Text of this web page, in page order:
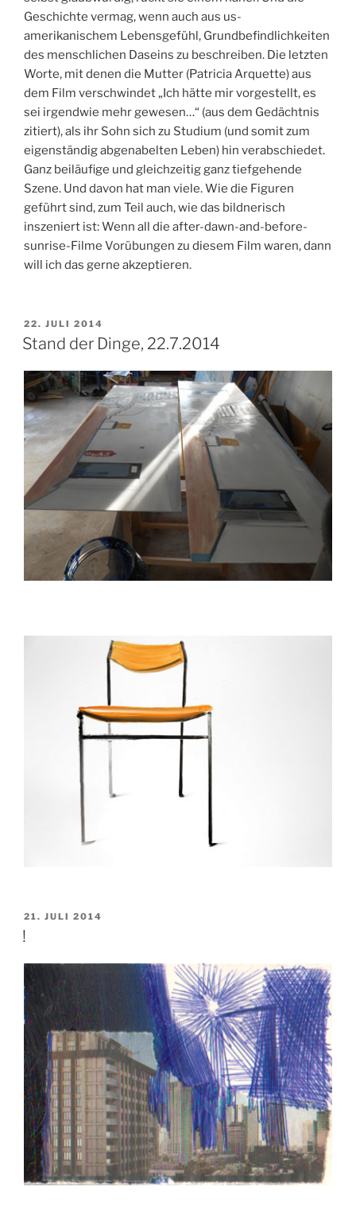
Geschichte vermag, wenn auch aus us-
amerikanischem Lebensgefühl, Grundbefindlichkeiten
des menschlichen Daseins zu beschreiben. Die letzten
Worte, mit denen die Mutter (Patricia Arquette) aus
dem Film verschwindet „Ich hätte mir vorgestellt, es
sei irgendwie mehr gewesen…“ (aus dem Gedächtnis
zitiert), als ihr Sohn sich zu Studium (und somit zum
eigenständig abgenabelten Leben) hin verabschiedet.
Ganz beiläufige und gleichzeitig ganz tiefgehende
Szene. Und davon hat man viele. Wie die Figuren
geführt sind, zum Teil auch, wie das bildnerisch
inszeniert ist: Wenn all die after-dawn-and-before-
sunrise-Filme Vorübungen zu diesem Film waren, dann
will ich das gerne akzeptieren.
VERÖFFENTLICHT
AM
22. JULI 2014
Stand der Dinge, 22.7.2014
VERÖFFENTLICHT
AM
21. JULI 2014
!